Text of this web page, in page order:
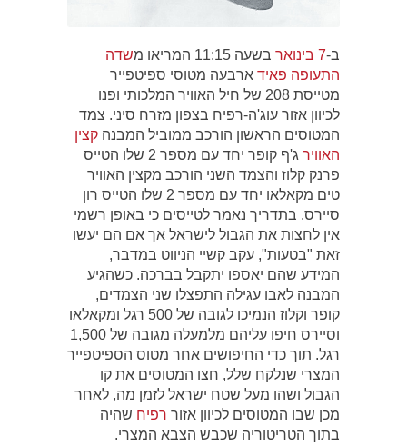
ב-7 בינואר בשעה 11:15 המריאו מ
שדה
התעופה פאיד ארבעה מטוסי ספיטפייר
מטייסת 208 של חיל האוויר המלכותי ופנו
לכיוון אזור עוג'ה-רפיח בצפון מזרח סיני. צמד
המטוסים הראשון הורכב ממוביל המבנה קצין
האוויר
ג'ף קופר יחד עם מספר 2 שלו הטייס
פרנק קלוז והצמד השני הורכב מקצין האוויר
טים מקאלאו יחד עם מספר 2 שלו הטייס רון
סיירס. בתדריך נאמר לטייסים כי באופן רשמי
אין לחצות את הגבול לישראל אך אם הם יעשו
זאת "בטעות", עקב קשיי הניווט במדבר,
המידע שהם יאספו יתקבל בברכה. כשהגיע
המבנה לאבו עגילה התפצלו שני הצמדים,
קופר וקלוז הנמיכו לגובה של 500 רגל ומקאלאו
וסיירס חיפו עליהם מלמעלה מגובה של 1,500
רגל. תוך כדי החיפושים אחר מטוס הספיטפייר
המצרי שנלקח שלל, חצו המטוסים את קו
הגבול ושהו מעל שטח ישראל לזמן מה, לאחר
מכן שבו המטוסים לכיוון אזור רפיח שהיה
בתוך הטריטוריה שכבש הצבא המצרי.